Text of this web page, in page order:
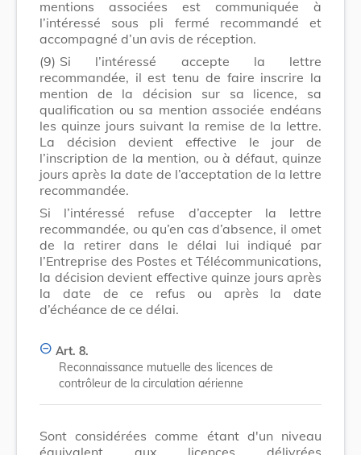
mentions associées est communiquée à
l’intéressé sous pli fermé recommandé et
accompagné d’un avis de réception.
(9) Si l’intéressé accepte la lettre
recommandée, il est tenu de faire inscrire la
mention de la décision sur sa licence, sa
qualification ou sa mention associée endéans
les quinze jours suivant la remise de la lettre.
La décision devient effective le jour de
l’inscription de la mention, ou à défaut, quinze
jours après la date de l’acceptation de la lettre
recommandée.
Si l’intéressé refuse d’accepter la lettre
recommandée, ou qu’en cas d’absence, il omet
de la retirer dans le délai lui indiqué par
l’Entreprise des Postes et Télécommunications,
la décision devient effective quinze jours après
la date de ce refus ou après la date
d’échéance de ce délai.
Art. 8.
Reconnaissance mutuelle des licences de
contrôleur de la circulation aérienne
Sont considérées comme étant d'un niveau
équivalent aux licences délivrées